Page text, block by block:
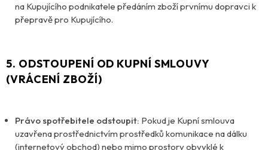
na Kupujícího podnikatele předáním zboží prvnímu dopravci k
přepravě pro Kupujícího.
5. ODSTOUPENÍ OD KUPNÍ SMLOUVY
(VRÁCENÍ ZBOŽÍ)
Právo spotřebitele odstoupit: Pokud je Kupní smlouva
uzavřena prostřednictvím prostředků komunikace na dálku
(internetový obchod) nebo mimo prostory obvyklé k